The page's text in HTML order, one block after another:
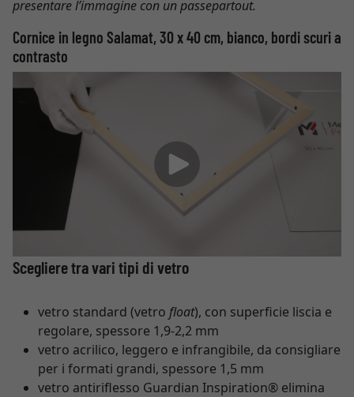
presentare l’immagine con un passepartout.
Cornice in legno Salamat, 30 x 40 cm, bianco, bordi scuri a
contrasto
Scegliere tra vari tipi di vetro
vetro standard (vetro float), con superficie liscia e
regolare, spessore 1,9-2,2 mm
vetro acrilico, leggero e infrangibile, da consigliare
per i formati grandi, spessore 1,5 mm
vetro antiriflesso Guardian Inspiration® elimina